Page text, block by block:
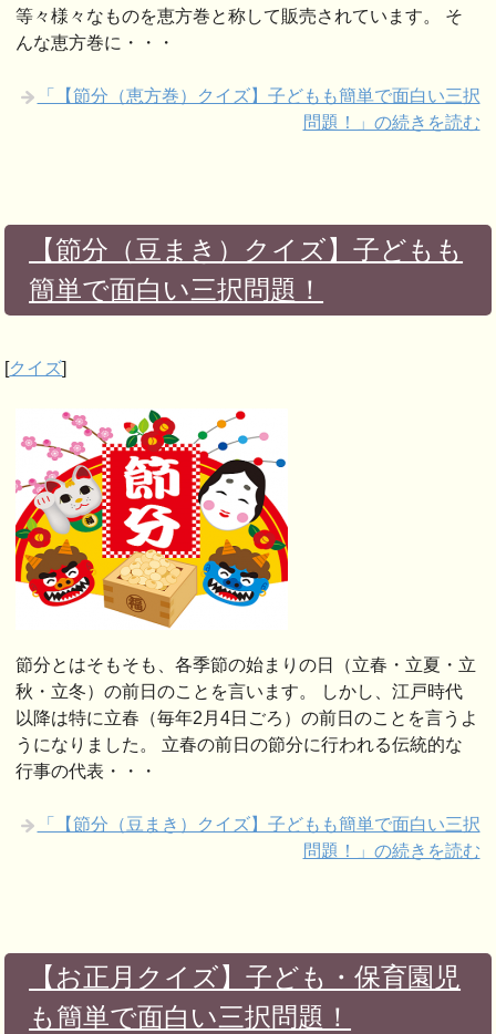
等々様々なものを恵方巻と称して販売されています。 そ
んな恵方巻に・・・
「【節分（恵方巻）クイズ】子どもも簡単で面白い三択
問題！」の続きを読む
【節分（豆まき）クイズ】子どもも
簡単で面白い三択問題！
[クイズ]
節分とはそもそも、各季節の始まりの日（立春・立夏・立
秋・立冬）の前日のことを言います。 しかし、江戸時代
以降は特に立春（毎年2月4日ごろ）の前日のことを言うよ
うになりました。 立春の前日の節分に行われる伝統的な
行事の代表・・・
「【節分（豆まき）クイズ】子どもも簡単で面白い三択
問題！」の続きを読む
【お正月クイズ】子ども・保育園児
も簡単で面白い三択問題！